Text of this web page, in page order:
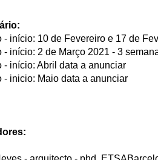
- início: 10 de Fevereiro e 17 de
- início: 2 de Março 2021 - 3
- início: Abril data a anunciar
- inicio: Maio data a anunciar